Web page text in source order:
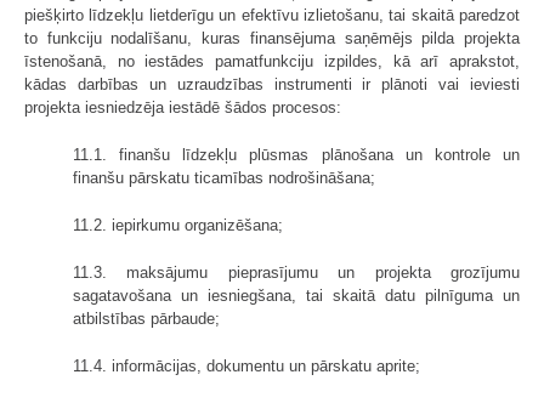
piešķirto līdzekļu lietderīgu un efektīvu izlietošanu, tai skaitā paredzot
to funkciju nodalīšanu, kuras finansējuma saņēmējs pilda projekta
īstenošanā, no iestādes pamatfunkciju izpildes, kā arī aprakstot,
kādas darbības un uzraudzības instrumenti ir plānoti vai ieviesti
projekta iesniedzēja iestādē šādos procesos:
11.1. finanšu līdzekļu plūsmas plānošana un kontrole un
finanšu pārskatu ticamības nodrošināšana;
11.2. iepirkumu organizēšana;
11.3. maksājumu pieprasījumu un projekta grozījumu
sagatavošana un iesniegšana, tai skaitā datu pilnīguma un
atbilstības pārbaude;
11.4. informācijas, dokumentu un pārskatu aprite;